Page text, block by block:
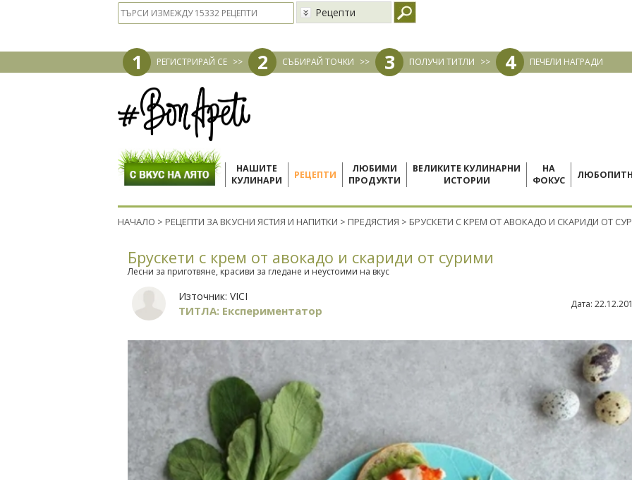
Рецепти
1 РЕГИСТРИРАЙ СЕ >> 2 СЪБИРАЙ ТОЧКИ >> 3 ПОЛУЧИ ТИТЛИ >> 4 ПЕЧЕЛИ НАГРАДИ
НАШИТЕ
КУЛИНАРИ
РЕЦЕПТИ
ЛЮБИМИ
ПРОДУКТИ
ВЕЛИКИТЕ КУЛИНАРНИ
ИСТОРИИ
НА
ФОКУС
НАЧАЛО > РЕЦЕПТИ ЗА ВКУСНИ ЯСТИЯ И НАПИТКИ > ПРЕДЯСТИЯ > БРУСКЕТИ С КРЕМ ОТ АВОКАДО И СКАРИДИ ОТ
Брускети с крем от авокадо и скариди от сурими
Лесни за приготвяне, красиви за гледане и неустоими на вкус
Източник: VICI
ТИТЛА: Експериментатор Дата: